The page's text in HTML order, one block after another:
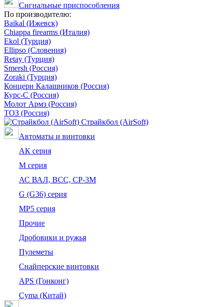
Сигнальные приспособления
По производителю:
Baikal (Ижевск)
Chiappa firearms (Италия)
Ekol (Турция)
Ellipso (Словения)
Retay (Турция)
Smersh (Россия)
Zoraki (Турция)
Концерн Калашников (Россия)
Курс-С (Россия)
Молот Армз (Россия)
ТОЗ (Россия)
Страйкбол (AirSoft)
Автоматы и винтовки
АК серия
M серия
АС ВАЛ, ВСС, СР-3М
G (G36) серия
MP5 серия
Прочие
Дробовики и ружья
Пулеметы
Снайперские винтовки
APS (Гонконг)
Cyma (Китай)